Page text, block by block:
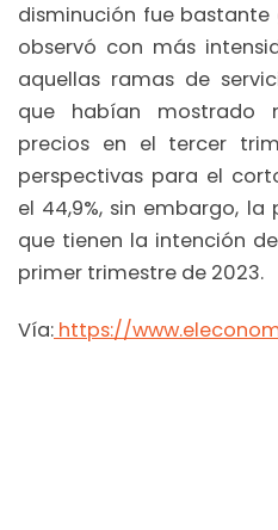
disminución fue bastante
observó con más
aquellas ramas de
que habían mostrado
precios en el tercer
perspectivas para el
el 44,9%, sin embargo,
que tienen la intención
primer trimestre de 2023.
Vía: https://